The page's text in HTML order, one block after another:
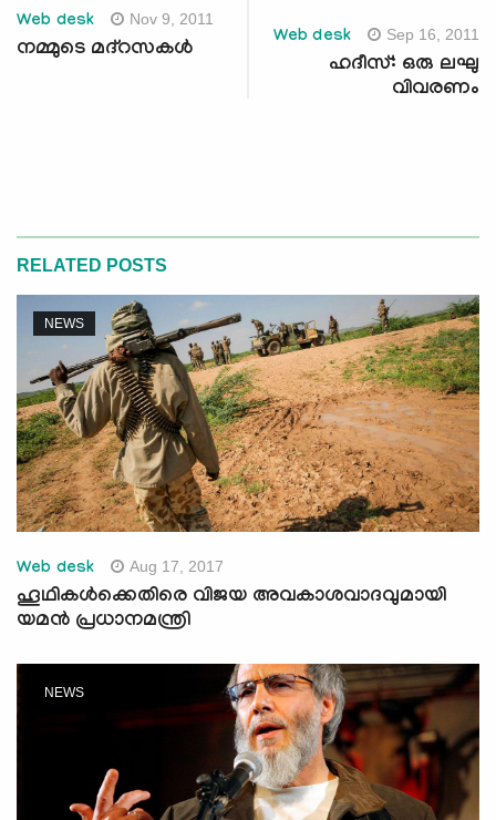
Web desk Nov 9, 2011
നമ്മുടെ മദ്‌റസകള്‍
Web desk Sep 16, 2011
ഹദീസ്: ഒരു ലഘു
വിവരണം
RELATED POSTS
NEWS
Web desk Aug 17, 2017
ഹൂഥികള്‍ക്കെതിരെ വിജയ അവകാശവാദവുമായി
യമന്‍ പ്രധാനമന്ത്രി
NEWS